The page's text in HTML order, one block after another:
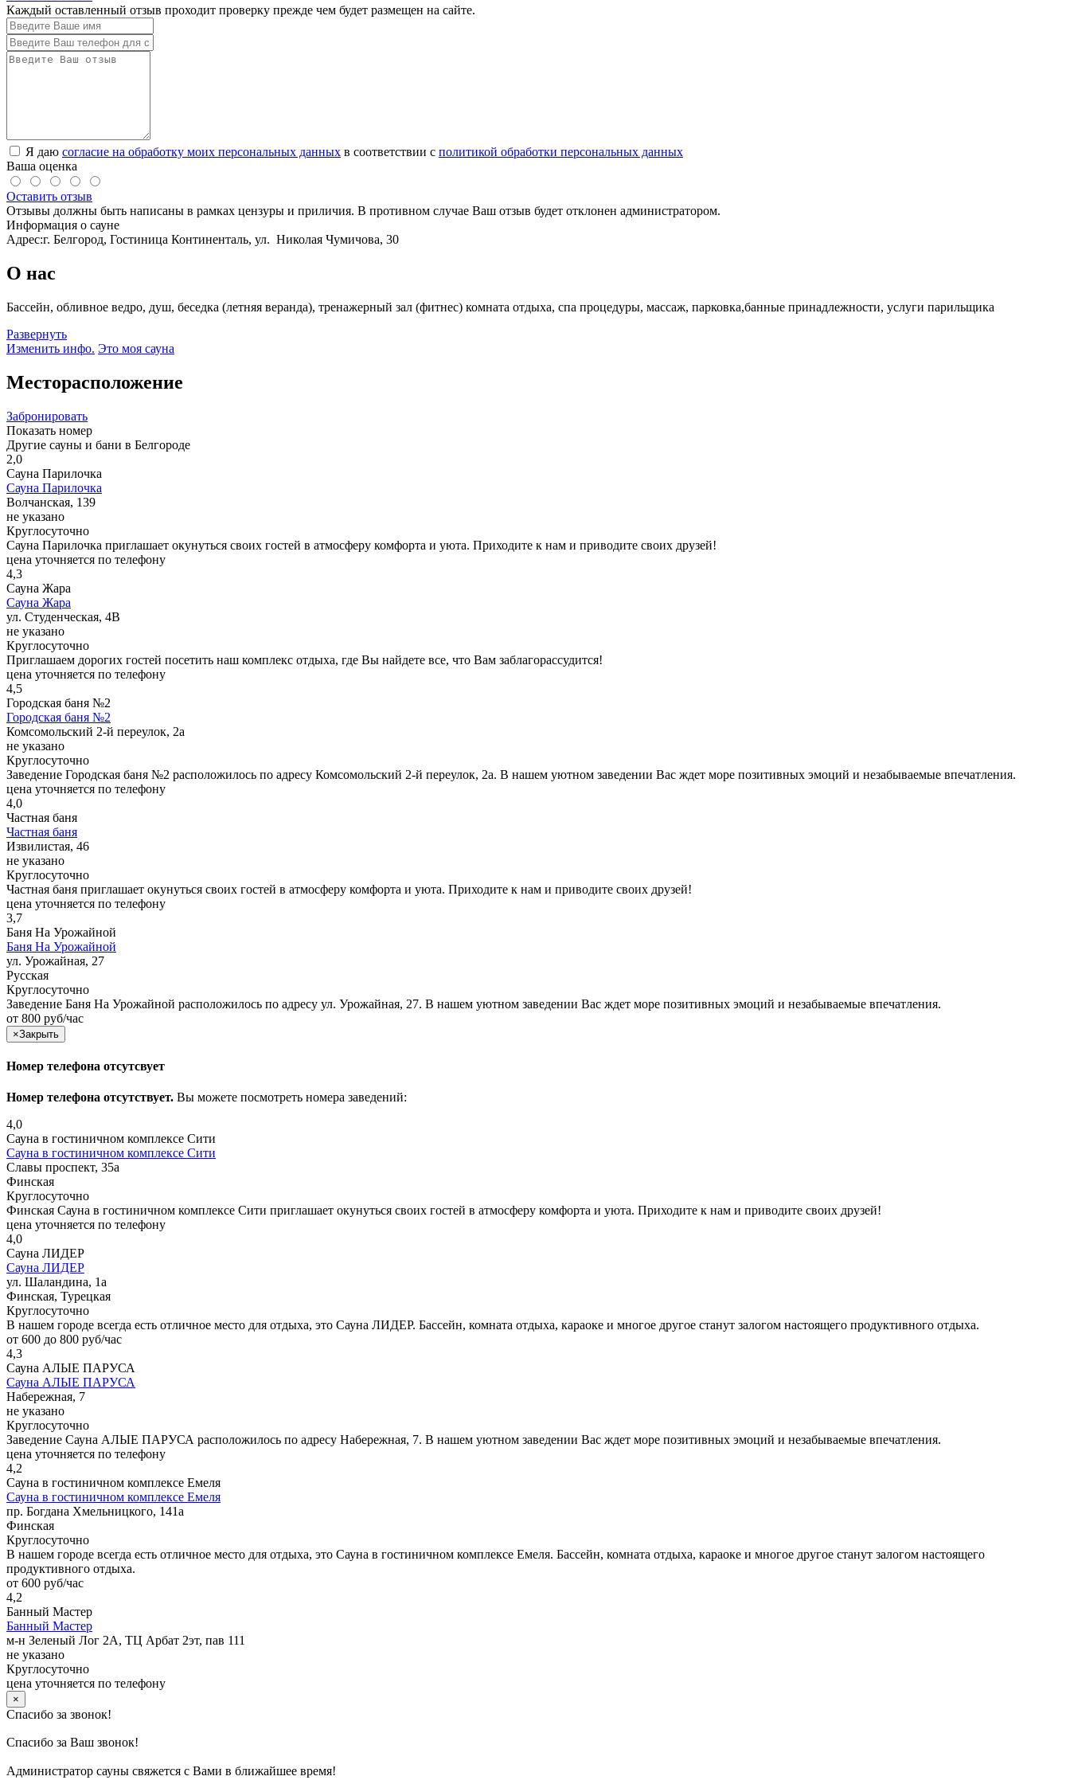
Каждый оставленный отзыв проходит проверку прежде чем будет размещен на сайте.
Я даю согласие на обработку моих персональных данных в соответствии с политикой обработки персональных данных
Ваша оценка
Оставить отзыв
Отзывы должны быть написаны в рамках цензуры и приличия. В противном случае Ваш отзыв будет отклонен администратором.
Информация о сауне
Адрес:г. Белгород, Гостиница Континенталь, ул. Николая Чумичова, 30
О нас
Бассейн, обливное ведро, душ, беседка (летняя веранда), тренажерный зал (фитнес) комната отдыха, спа процедуры, массаж, парковка,банные принадлежности, услуги парильщика
Развернуть
Изменить инфо. Это моя сауна
Месторасположение
Забронировать
Показать номер
Другие сауны и бани в Белгороде
2,0
Сауна Парилочка
Сауна Парилочка
Волчанская, 139
не указано
Круглосуточно
Сауна Парилочка приглашает окунуться своих гостей в атмосферу комфорта и уюта. Приходите к нам и приводите своих друзей!
цена уточняется по телефону
4,3
Сауна Жара
Сауна Жара
ул. Студенческая, 4В
не указано
Круглосуточно
Приглашаем дорогих гостей посетить наш комплекс отдыха, где Вы найдете все, что Вам заблагорассудится!
цена уточняется по телефону
4,5
Городская баня №2
Городская баня №2
Комсомольский 2-й переулок, 2а
не указано
Круглосуточно
Заведение Городская баня №2 расположилось по адресу Комсомольский 2-й переулок, 2а. В нашем уютном заведении Вас ждет море позитивных эмоций и незабываемые впечатления.
цена уточняется по телефону
4,0
Частная баня
Частная баня
Извилистая, 46
не указано
Круглосуточно
Частная баня приглашает окунуться своих гостей в атмосферу комфорта и уюта. Приходите к нам и приводите своих друзей!
цена уточняется по телефону
3,7
Баня На Урожайной
Баня На Урожайной
ул. Урожайная, 27
Русская
Круглосуточно
Заведение Баня На Урожайной расположилось по адресу ул. Урожайная, 27. В нашем уютном заведении Вас ждет море позитивных эмоций и незабываемые впечатления.
от 800 руб/час
×Закрыть
Номер телефона отсутсвует
Номер телефона отсутствует. Вы можете посмотреть номера заведений:
4,0
Сауна в гостиничном комплексе Сити
Сауна в гостиничном комплексе Сити
Славы проспект, 35а
Финская
Круглосуточно
Финская Сауна в гостиничном комплексе Сити приглашает окунуться своих гостей в атмосферу комфорта и уюта. Приходите к нам и приводите своих друзей!
цена уточняется по телефону
4,0
Сауна ЛИДЕР
Сауна ЛИДЕР
ул. Шаландина, 1а
Финская, Турецкая
Круглосуточно
В нашем городе всегда есть отличное место для отдыха, это Сауна ЛИДЕР. Бассейн, комната отдыха, караоке и многое другое станут залогом настоящего продуктивного отдыха.
от 600 до 800 руб/час
4,3
Сауна АЛЫЕ ПАРУСА
Сауна АЛЫЕ ПАРУСА
Набережная, 7
не указано
Круглосуточно
Заведение Сауна АЛЫЕ ПАРУСА расположилось по адресу Набережная, 7. В нашем уютном заведении Вас ждет море позитивных эмоций и незабываемые впечатления.
цена уточняется по телефону
4,2
Сауна в гостиничном комплексе Емеля
Сауна в гостиничном комплексе Емеля
пр. Богдана Хмельницкого, 141а
Финская
Круглосуточно
В нашем городе всегда есть отличное место для отдыха, это Сауна в гостиничном комплексе Емеля. Бассейн, комната отдыха, караоке и многое другое станут залогом настоящего
продуктивного отдыха.
от 600 руб/час
4,2
Банный Мастер
Банный Мастер
м-н Зеленый Лог 2А, ТЦ Арбат 2эт, пав 111
не указано
Круглосуточно
цена уточняется по телефону
×
Спасибо за звонок!
Спасибо за Ваш звонок!
Администратор сауны свяжется с Вами в ближайшее время!